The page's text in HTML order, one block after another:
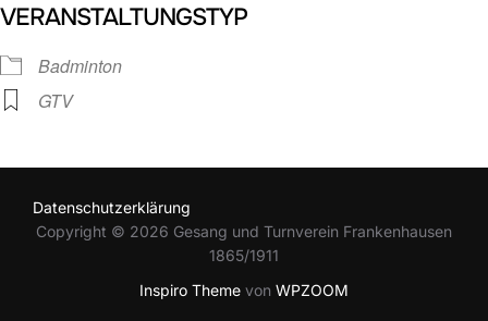
VERANSTALTUNGSTYP
Badminton
GTV
Datenschutzerklärung
Copyright © 2026 Gesang und Turnverein Frankenhausen
1865/1911
Inspiro Theme von WPZOOM